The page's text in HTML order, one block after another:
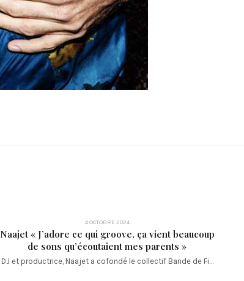
4 OCTOBRE 2024
Naajet « J’adore ce qui groove, ça vient beaucoup
de sons qu’écoutaient mes parents »
DJ et productrice, Naajet a cofondé le collectif Bande de Fi…